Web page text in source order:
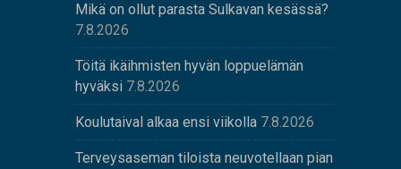
Mikä on ollut parasta Sulkavan kesässä?
7.8.2026
Töitä ikäihmisten hyvän loppuelämän
hyväksi 7.8.2026
Koulutaival alkaa ensi viikolla 7.8.2026
Terveysaseman tiloista neuvotellaan pian